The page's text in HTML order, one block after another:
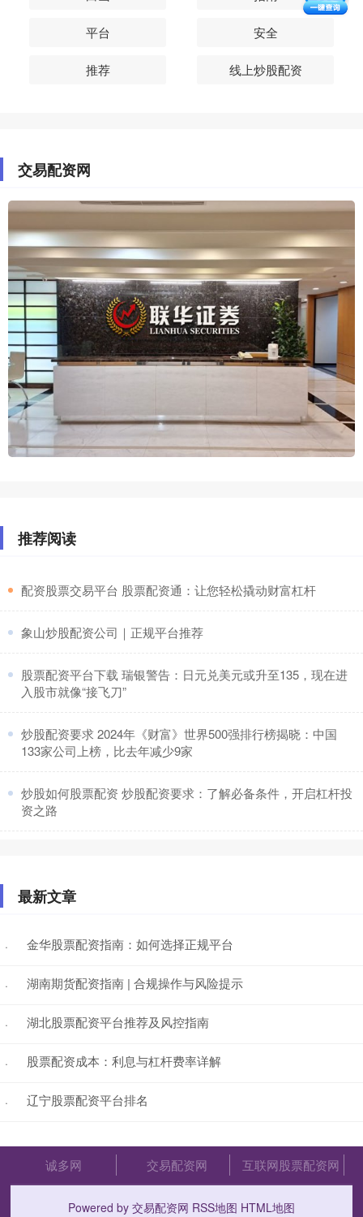
平台 安全
推荐 线上炒股配资
交易配资网
推荐阅读
​配资股票交易平台 股票配资通：让您轻松撬动财富杠杆
​象山炒股配资公司｜正规平台推荐
​股票配资平台下载 瑞银警告：日元兑美元或升至135，现在进
入股市就像“接飞刀”
​炒股配资要求 2024年《财富》世界500强排行榜揭晓：中国
133家公司上榜，比去年减少9家
​炒股如何股票配资 炒股配资要求：了解必备条件，开启杠杆投
资之路
最新文章
· 金华股票配资指南：如何选择正规平台
· 湖南期货配资指南 | 合规操作与风险提示
· 湖北股票配资平台推荐及风控指南
· 股票配资成本：利息与杠杆费率详解
· 辽宁股票配资平台排名
诚多网 交易配资网 互联网股票配资网
Powered by 交易配资网 RSS地图 HTML地图